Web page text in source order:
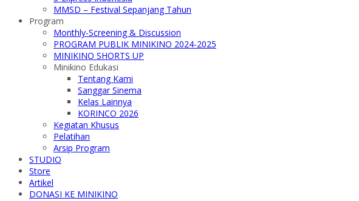
MMSD – Festival Sepanjang Tahun
Program
Monthly-Screening & Discussion
PROGRAM PUBLIK MINIKINO 2024-2025
MINIKINO SHORTS UP
Minikino Edukasi
Tentang Kami
Sanggar Sinema
Kelas Lainnya
KORINCO 2026
Kegiatan Khusus
Pelatihan
Arsip Program
STUDIO
Store
Artikel
DONASI KE MINIKINO